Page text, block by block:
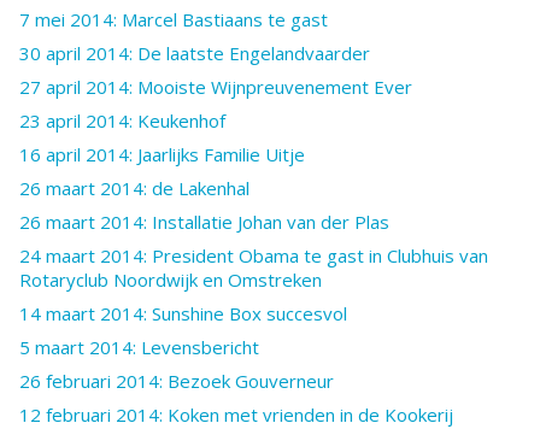
7 mei 2014: Marcel Bastiaans te gast
30 april 2014: De laatste Engelandvaarder
27 april 2014: Mooiste Wijnpreuvenement Ever
23 april 2014: Keukenhof
16 april 2014: Jaarlijks Familie Uitje
26 maart 2014: de Lakenhal
26 maart 2014: Installatie Johan van der Plas
24 maart 2014: President Obama te gast in Clubhuis van
Rotaryclub Noordwijk en Omstreken
14 maart 2014: Sunshine Box succesvol
5 maart 2014: Levensbericht
26 februari 2014: Bezoek Gouverneur
12 februari 2014: Koken met vrienden in de Kookerij